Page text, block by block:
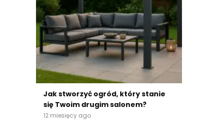
Jak stworzyć ogród, który stanie
się Twoim drugim salonem?
12 miesięcy ago